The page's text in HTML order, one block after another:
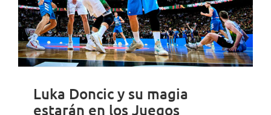
Luka Doncic y su magia
estarán en los Juegos